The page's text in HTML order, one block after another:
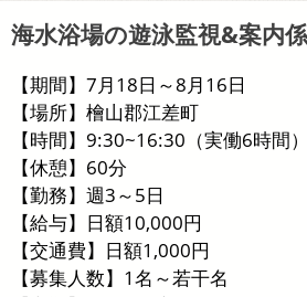
海水浴場の遊泳監視&案内係
【期間】7月18日～8月16日
【場所】檜山郡江差町
【時間】9:30~16:30（実働6時間
【休憩】60分
【勤務】週3～5日
【給与】日額10,000円
【交通費】日額1,000円
【募集人数】1名～若干名